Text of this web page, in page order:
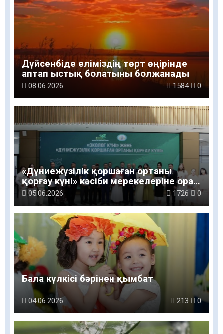
Дүйсенбіде еліміздің төрт өңірінде
аптап ыстық болатыны болжанады
08.06.2026 1584 0
«Дүниежүзілік қоршаған ортаны
қорғау күні» кәсіби мерекелеріне орай
сала мамандары марапатталды
05.06.2026 1726 0
Бала күлкісі бәрінен қымбат
04.06.2026 213 0